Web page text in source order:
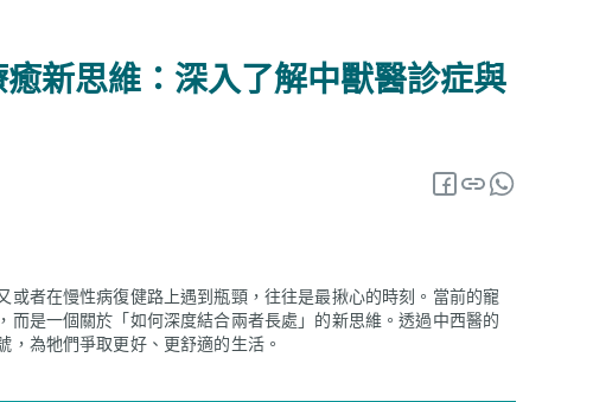
狗狗保險
家電保養保險立即下載
網誌
癒新思維：深入了解中獸醫診症與
者在慢性病復健路上遇到瓶頸，往往是最揪心的時刻。當前的寵
是一個關於「如何深度結合兩者長處」的新思維。透過中西醫的
為牠們爭取更好、更舒適的生活。